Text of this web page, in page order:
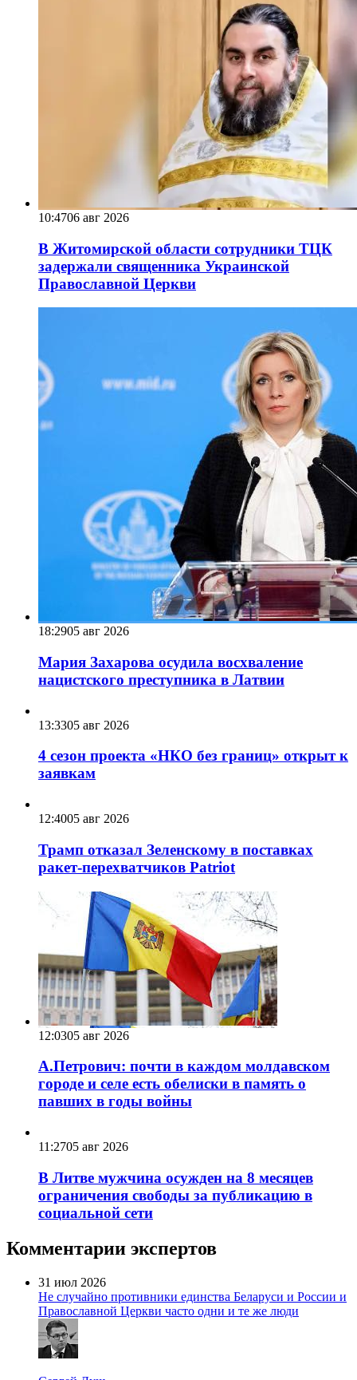
10:4706 авг 2026
В Житомирской области сотрудники ТЦК
задержали священника Украинской
Православной Церкви
18:2905 авг 2026
Мария Захарова осудила восхваление
нацистского преступника в Латвии
13:3305 авг 2026
4 сезон проекта «НКО без границ» открыт к
заявкам
12:4005 авг 2026
Трамп отказал Зеленскому в поставках
ракет-перехватчиков Patriot
12:0305 авг 2026
А.Петрович: почти в каждом молдавском
городе и селе есть обелиски в память о
павших в годы войны
11:2705 авг 2026
В Литве мужчина осужден на 8 месяцев
ограничения свободы за публикацию в
социальной сети
Комментарии экспертов
31 июл 2026
Не случайно противники единства Беларуси и России и
Православной Церкви часто одни и те же люди